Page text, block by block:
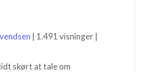
| 1.491 visninger |
skørt at tale om